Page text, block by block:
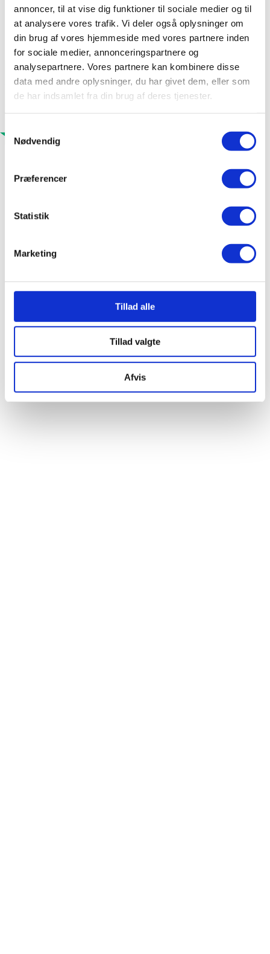
annoncer, til at vise dig funktioner til sociale medier og til
at analysere vores trafik. Vi deler også oplysninger om
din brug af vores hjemmeside med vores partnere inden
for sociale medier, annonceringspartnere og
analysepartnere. Vores partnere kan kombinere disse
data med andre oplysninger, du har givet dem, eller som
de har indsamlet fra din brug af deres tjenester.
Nødvendig
Præferencer
Statistik
Marketing
Tillad alle
Tillad valgte
Afvis
Standardformater
220 / 105 / 52 mm
Ved større projekter også andre formater